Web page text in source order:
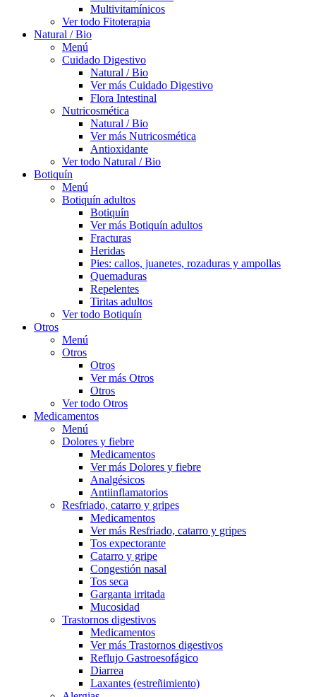
Multivitamínicos
Ver todo Fitoterapia
Natural / Bio
Menú
Cuidado Digestivo
Natural / Bio
Ver más Cuidado Digestivo
Flora Intestinal
Nutricosmética
Natural / Bio
Ver más Nutricosmética
Antioxidante
Ver todo Natural / Bio
Botiquín
Menú
Botiquín adultos
Botiquín
Ver más Botiquín adultos
Fracturas
Heridas
Pies: callos, juanetes, rozaduras y ampollas
Quemaduras
Repelentes
Tiritas adultos
Ver todo Botiquín
Otros
Menú
Otros
Otros
Ver más Otros
Otros
Ver todo Otros
Medicamentos
Menú
Dolores y fiebre
Medicamentos
Ver más Dolores y fiebre
Analgésicos
Antiinflamatorios
Resfriado, catarro y gripes
Medicamentos
Ver más Resfriado, catarro y gripes
Tos expectorante
Catarro y gripe
Congestión nasal
Tos seca
Garganta irritada
Mucosidad
Trastornos digestivos
Medicamentos
Ver más Trastornos digestivos
Reflujo Gastroesofágico
Diarrea
Laxantes (estreñimiento)